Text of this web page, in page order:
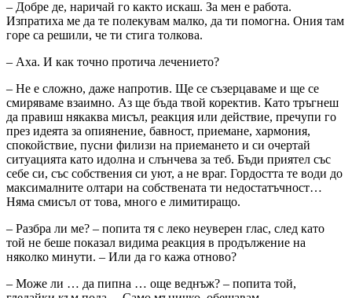
– Добре де, наричай го както искаш. За мен е работа.
Изпратиха ме да те полекувам малко, да ти помогна. Ония там
горе са решили, че ти стига толкова.
– Аха. И как точно протича лечението?
– Не е сложно, даже напротив. Ще се съзерцаваме и ще се
смиряваме взаимно. Аз ще бъда твой коректив. Като тръгнеш
да правиш някаква мисъл, реакция или действие, пречупи го
през идеята за опиянение, бавност, приемане, хармония,
спокойствие, пусни филизи на приемането и си очертай
ситуацията като идолна и слънчева за теб. Бъди приятел със
себе си, със собствения си уют, а не враг. Гордостта те води до
максималните олтари на собствената ти недостатъчност…
Няма смисъл от това, много е лимитиращо.
– Разбра ли ме? – попита тя с леко неуверен глас, след като
той не беше показал видима реакция в продължение на
няколко минути. – Или да го кажа отново?
– Може ли … да пипна … още веднъж? – попита той,